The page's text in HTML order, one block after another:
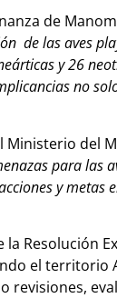
de
de las aves
y 26
no
Ministerio del
para las
y metas
Resolución
el territorio